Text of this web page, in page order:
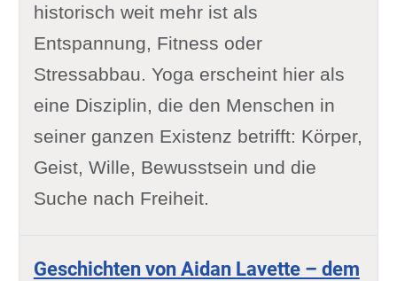
historisch weit mehr ist als
Entspannung, Fitness oder
Stressabbau. Yoga erscheint hier als
eine Disziplin, die den Menschen in
seiner ganzen Existenz betrifft: Körper,
Geist, Wille, Bewusstsein und die
Suche nach Freiheit.
Geschichten von Aidan Lavette – dem